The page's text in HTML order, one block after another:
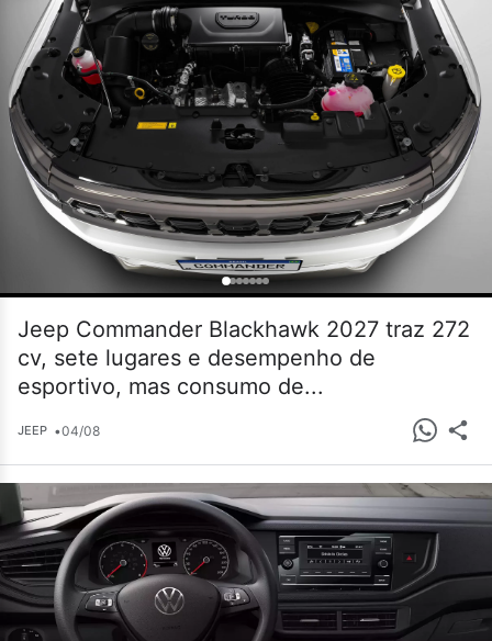
Jeep Commander Blackhawk 2027 traz 272
cv, sete lugares e desempenho de
esportivo, mas consumo de...
JEEP •04/08